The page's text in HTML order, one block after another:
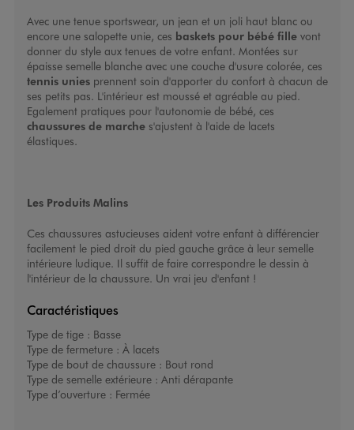
Avec une tenue sportswear, un jean et un joli haut blanc ou
encore une salopette unie, ces baskets pour bébé fillevont
donner du style aux tenues de votre enfant. Montées sur
épaisse semelle blanche avec une couche d'usure colorée, ces
tennis uniesprennent soin d'apporter du confort à chacun de
ses petits pas. L'intérieur est moussé et agréable au pied.
Egalement pratiques pour l'autonomie de bébé, ces
chaussures de marches'ajustent à l'aide de lacets
élastiques.
Les Produits Malins
Ces chaussures astucieuses aident votre enfant à différencier
facilement le pied droit du pied gauche grâce à leur semelle
intérieure ludique. Il suffit de faire correspondre le dessin à
l'intérieur de la chaussure. Un vrai jeu d'enfant !
Caractéristiques
Type de tige : Basse
Type de fermeture : À lacets
Type de bout de chaussure : Bout rond
Type de semelle extérieure : Anti dérapante
Type d’ouverture : Fermée